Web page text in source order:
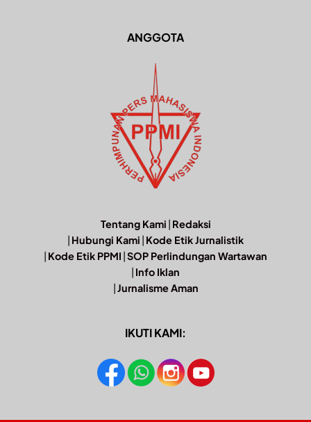
ANGGOTA
Tentang Kami | Redaksi
| Hubungi Kami | Kode Etik Jurnalistik
| Kode Etik PPMI |SOP Perlindungan Wartawan
| Info Iklan
|Jurnalisme Aman
IKUTI KAMI: